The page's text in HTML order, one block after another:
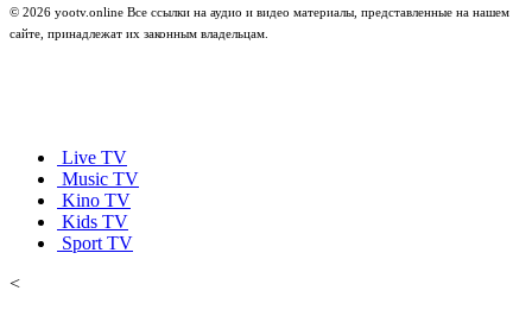
© 2026 yootv.online Все ссылки на аудио и видео материалы, представленные на нашем
сайте, принадлежат их законным владельцам.
Live TV
Music TV
Kino TV
Kids TV
Sport TV
<